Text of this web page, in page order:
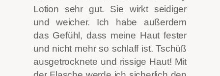
Lotion sehr gut. Sie wirkt seidiger
und weicher. Ich habe außerdem
das Gefühl, dass meine Haut fester
und nicht mehr so schlaff ist. Tschüß
ausgetrocknete und rissige Haut! Mit